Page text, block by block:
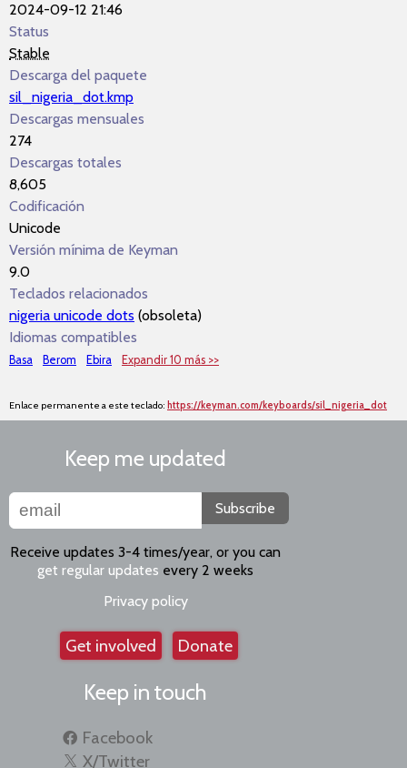
2024-09-12 21:46
Status
Stable
Descarga del paquete
sil_nigeria_dot.kmp
Descargas mensuales
274
Descargas totales
8,605
Codificación
Unicode
Versión mínima de Keyman
9.0
Teclados relacionados
nigeria unicode dots (obsoleta)
Idiomas compatibles
Basa Berom Ebira Expandir 10 más >>
Enlace permanente a este teclado: https://keyman.com/keyboards/sil_nigeria_dot
Keep me updated
Subscribe
Receive updates 3-4 times/year, or you can
get regular updates every 2 weeks
Privacy policy
Get involved Donate
Keep in touch
Facebook
X/Twitter